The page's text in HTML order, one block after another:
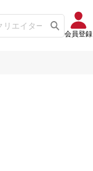
会員登録